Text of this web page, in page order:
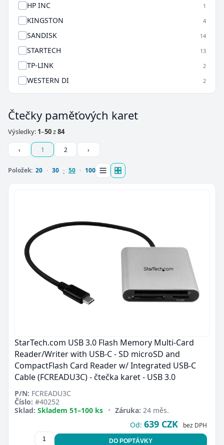
HP INC 1
KINGSTON 4
SANDISK 14
STARTECH 13
TP-LINK 2
WESTERN DI 2
Čtečky paměťových karet
Výsledky: 1–50z84
‹ 1 2 ›
Položek: 20 30 50 100
StarTech.com USB 3.0 Flash Memory Multi-Card
Reader/Writer with USB-C - SD microSD and
CompactFlash Card Reader w/ Integrated USB-C
Cable (FCREADU3C) - čtečka karet - USB 3.0
P/N: FCREADU3C
Číslo: #40252
Sklad: Skladem 51–100 ks • Záruka: 24 měs.
Od: 639 CZK bez DPH
DO POPTÁVKY